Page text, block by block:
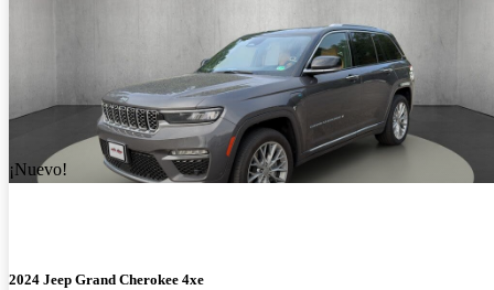
¡Nuevo!
2024 Jeep Grand Cherokee 4xe